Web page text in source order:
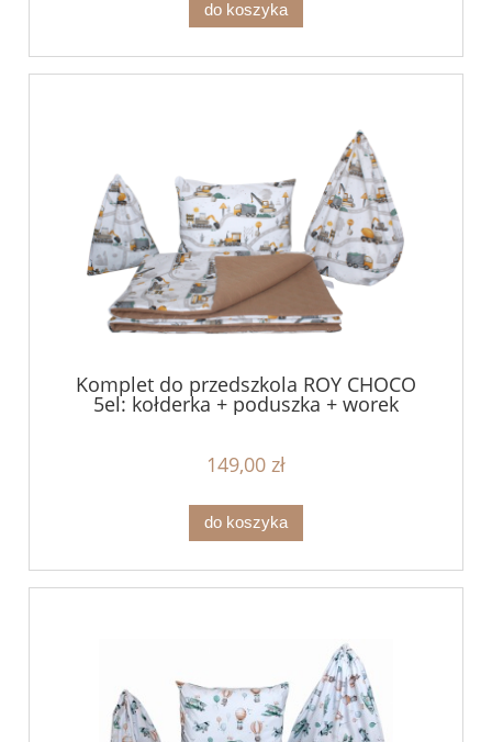
do koszyka
Komplet do przedszkola ROY CHOCO
5el: kołderka + poduszka + worek
149,00 zł
do koszyka